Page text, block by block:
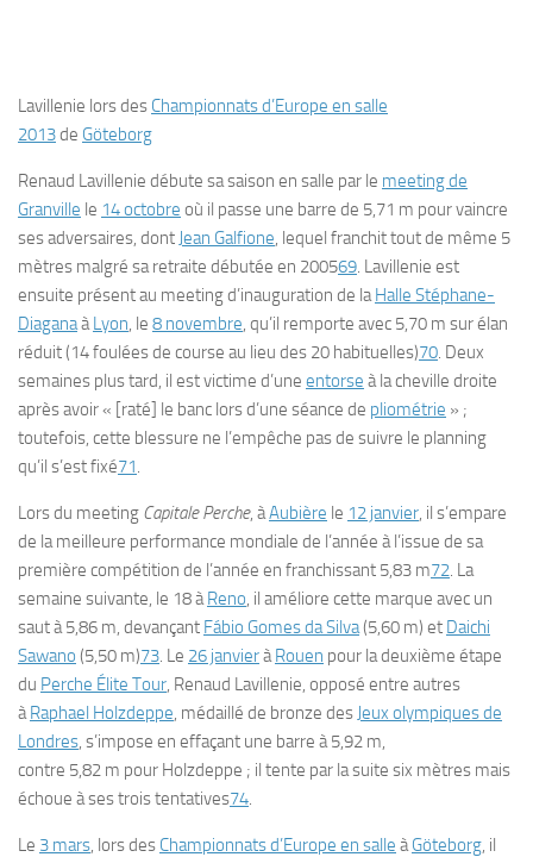
Lavillenie lors des Championnats d’Europe en salle
2013de Göteborg
Renaud Lavillenie débute sa saison en salle par le meeting de
Granville le 14 octobre où il passe une barre de 5,71 m pour vaincre
ses adversaires, dont Jean Galfione, lequel franchit tout de même 5
mètres malgré sa retraite débutée en 200569. Lavillenie est
ensuite présent au meeting d’inauguration de laHalle Stéphane-
DiaganaàLyon, le 8 novembre, qu’il remporte avec 5,70 m sur élan
réduit (14 foulées de course au lieu des 20 habituelles)70. Deux
semaines plus tard, il est victime d’une entorse à la cheville droite
après avoir « [raté] le banc lors d’une séance de pliométrie » ;
toutefois, cette blessure ne l’empêche pas de suivre le planning
qu’il s’est fixé71.
Lors du meeting Capitale Perche, àAubière le 12 janvier, il s’empare
de la meilleure performance mondiale de l’année à l’issue de sa
première compétition de l’année en franchissant 5,83 m72. La
semaine suivante, le 18 àReno, il améliore cette marque avec un
saut à 5,86 m, devançant Fábio Gomes da Silva(5,60 m) et Daichi
Sawano (5,50 m)73. Le 26 janvieràRouen pour la deuxième étape
du Perche Élite Tour, Renaud Lavillenie, opposé entre autres
àRaphael Holzdeppe, médaillé de bronze des Jeux olympiques de
Londres, s’impose en effaçant une barre à 5,92 m,
contre 5,82 m pour Holzdeppe ; il tente par la suite six mètres mais
échoue à ses trois tentatives74.
Le 3 mars, lors des Championnats d’Europe en salle àGöteborg, il